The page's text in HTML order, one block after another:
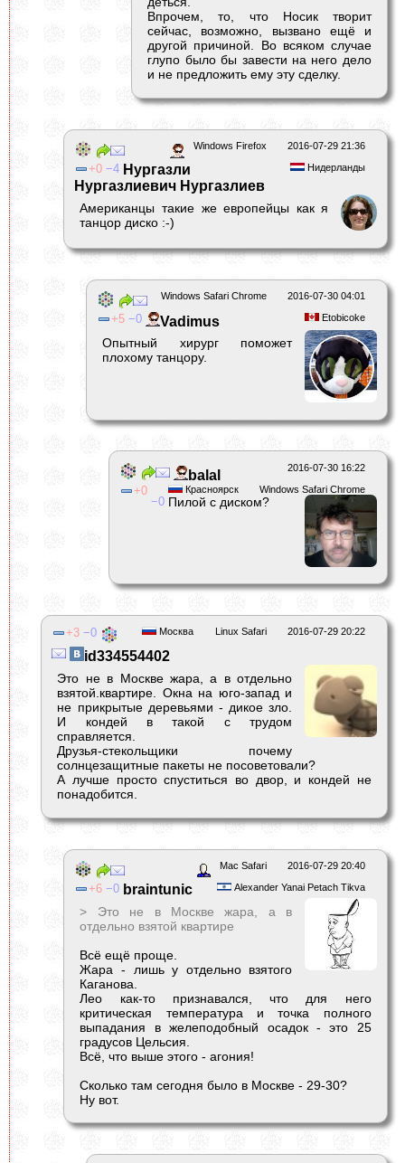
Впрочем, то, что Носик творит
сейчас, возможно, вызвано ещё и
другой причиной. Во всяком случае
глупо было бы завести на него дело
и не предложить ему эту сделку.
2016-07-29 21:36
Windows Firefox
Нидерланды
0 4 Нургазли
Нургазлиевич Нургазлиев
Американцы такие же европейцы как я
танцор диско :-)
2016-07-30 04:01
Windows Safari Chrome
Etobicoke
5 0 Vadimus
Опытный хирург поможет
плохому танцору.
2016-07-30 16:22
Windows Safari Chrome
Красноярск
0
0
balal
Пилой с диском?
2016-07-29 20:22
Linux Safari
Москва
3 0
id334554402
Это не в Москве жара, а в отдельно
взятой.квартире. Окна на юго-запад и
не прикрытые деревьями - дикое зло.
И кондей в такой с трудом
справляется.
Друзья-стекольщики почему
солнцезащитные пакеты не посоветовали?
А лучше просто спуститься во двор, и кондей не
понадобится.
2016-07-29 20:40
Mac Safari
Alexander Yanai Petach Tikva
6 0 braintunic
> Это не в Москве жара, а в
отдельно взятой квартире
Всё ещё проще.
Жара - лишь у отдельно взятого
Каганова.
Лео как-то признавался, что для него
критическая температура и точка полного
выпадания в желеподобный осадок - это 25
градусов Цельсия.
Всё, что выше этого - агония!
Сколько там сегодня было в Москве - 29-30?
Ну вот.